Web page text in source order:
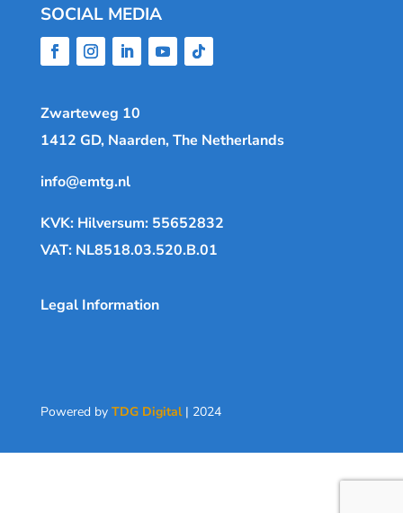
SOCIAL MEDIA
Zwarteweg 10
1412 GD, Naarden, The Netherlands
info@emtg.nl
KVK: Hilversum: 55652832
VAT: NL8518.03.520.B.01
Legal Information
Powered by TDG Digital| 2024